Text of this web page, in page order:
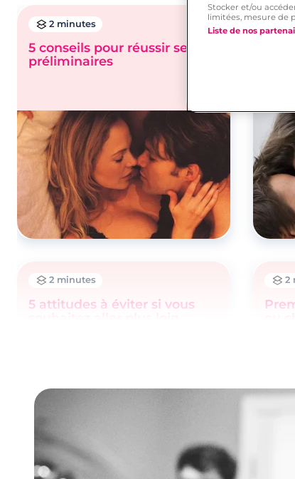
2 minutes
5 conseils pour réussir ses
préliminaires
2 minutes
5 attitudes à éviter si vous
2
Stocker et/ou
limitées, mesure de
Liste de nos